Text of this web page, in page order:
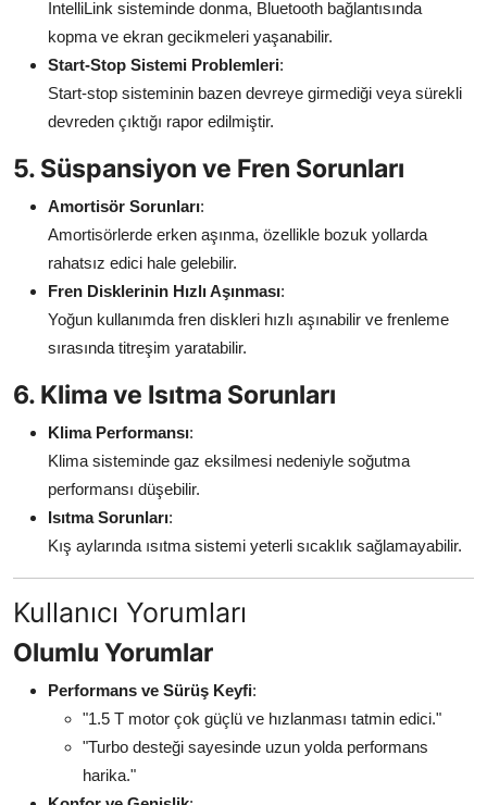
IntelliLink sisteminde donma, Bluetooth bağlantısında
kopma ve ekran gecikmeleri yaşanabilir.
Start-Stop Sistemi Problemleri:
Start-stop sisteminin bazen devreye girmediği veya sürekli
devreden çıktığı rapor edilmiştir.
5. Süspansiyon ve Fren Sorunları
Amortisör Sorunları:
Amortisörlerde erken aşınma, özellikle bozuk yollarda
rahatsız edici hale gelebilir.
Fren Disklerinin Hızlı Aşınması:
Yoğun kullanımda fren diskleri hızlı aşınabilir ve frenleme
sırasında titreşim yaratabilir.
6. Klima ve Isıtma Sorunları
Klima Performansı:
Klima sisteminde gaz eksilmesi nedeniyle soğutma
performansı düşebilir.
Isıtma Sorunları:
Kış aylarında ısıtma sistemi yeterli sıcaklık sağlamayabilir.
Kullanıcı Yorumları
Olumlu Yorumlar
Performans ve Sürüş Keyfi:
"1.5 T motor çok güçlü ve hızlanması tatmin edici."
"Turbo desteği sayesinde uzun yolda performans
harika."